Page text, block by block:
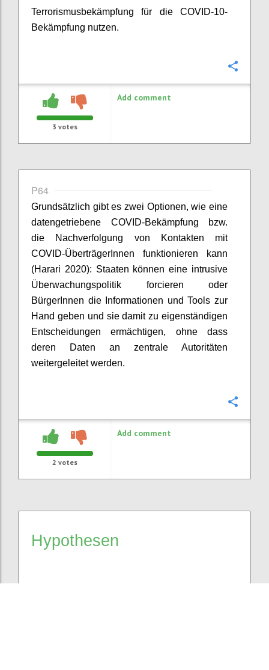
Terrorismusbekämpfung für die COVID-10-
Bekämpfung nutzen.
3 votes
Add comment
P64
Grundsätzlich gibt es zwei Optionen, wie eine
datengetriebene COVID-Bekämpfung bzw.
die Nachverfolgung von Kontakten mit
COVID-ÜberträgerInnen funktionieren kann
(Harari 2020): Staaten können eine intrusive
Überwachungspolitik forcieren oder
BürgerInnen die Informationen und Tools zur
Hand geben und sie damit zu eigenständigen
Entscheidungen ermächtigen, ohne dass
deren Daten an zentrale Autoritäten
weitergeleitet werden.
2 votes
Add comment
Hypothesen